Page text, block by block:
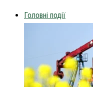
Головні події